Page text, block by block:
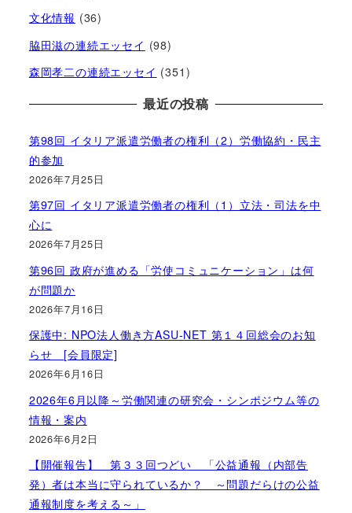
文化情報 (36)
脇田滋の連続エッセイ (98)
森岡孝二の連続エッセイ (351)
最近の投稿
第98回 イタリア派遣労働者の権利（2）労働協約・民主
的参加
2026年7月25日
第97回 イタリア派遣労働者の権利（1）立法・司法を中
心に
2026年7月25日
第96回 政府が進める「労使コミュニケーション」は何
が問題か
2026年7月16日
保護中: NPO法人働き方ASU-NET 第１４回総会のお知
らせ [会員限定]
2026年6月16日
2026年6月以降～労働関連の研究会・シンポジウム等の
情報・案内
2026年6月2日
【開催報告】 第３３回つどい 「公益通報（内部告
発）者は本当に守られているか？ ～問題だらけの公益
通報制度を考える～」